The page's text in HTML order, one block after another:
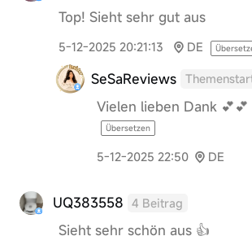
Top! Sieht sehr gut aus
5-12-2025 20:21:13 DE
SeSaReviews
Vielen lieben Dank 💕💕
Übersetzen
5-12-2025 22:50 DE
UQ383558 4 Beitrag
Sieht sehr schön aus 👍